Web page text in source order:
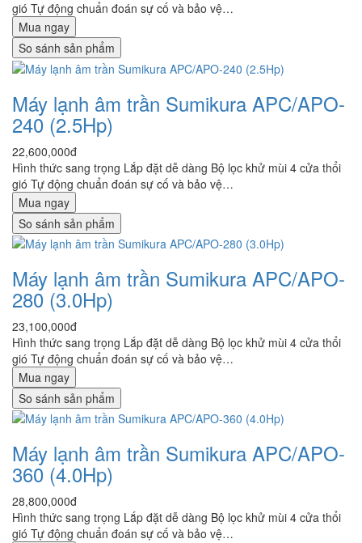
gió Tự động chuẩn đoán sự cố và bảo vệ…
Mua ngay
So sánh sản phẩm
Máy lạnh âm trần Sumikura APC/APO-
240 (2.5Hp)
22,600,000đ
Hình thức sang trọng Lắp đặt dễ dàng Bộ lọc khử mùi 4 cửa thổi
gió Tự động chuẩn đoán sự cố và bảo vệ…
Mua ngay
So sánh sản phẩm
Máy lạnh âm trần Sumikura APC/APO-
280 (3.0Hp)
23,100,000đ
Hình thức sang trọng Lắp đặt dễ dàng Bộ lọc khử mùi 4 cửa thổi
gió Tự động chuẩn đoán sự cố và bảo vệ…
Mua ngay
So sánh sản phẩm
Máy lạnh âm trần Sumikura APC/APO-
360 (4.0Hp)
28,800,000đ
Hình thức sang trọng Lắp đặt dễ dàng Bộ lọc khử mùi 4 cửa thổi
gió Tự động chuẩn đoán sự cố và bảo vệ…